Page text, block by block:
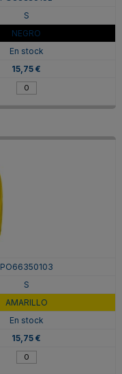
S
NEGRO
En stock
15,75 €
PO66350103
S
AMARILLO
En stock
15,75 €